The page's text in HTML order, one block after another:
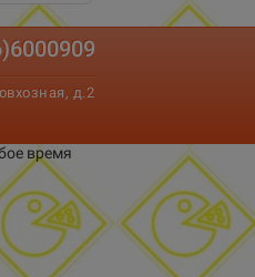
д.2
время